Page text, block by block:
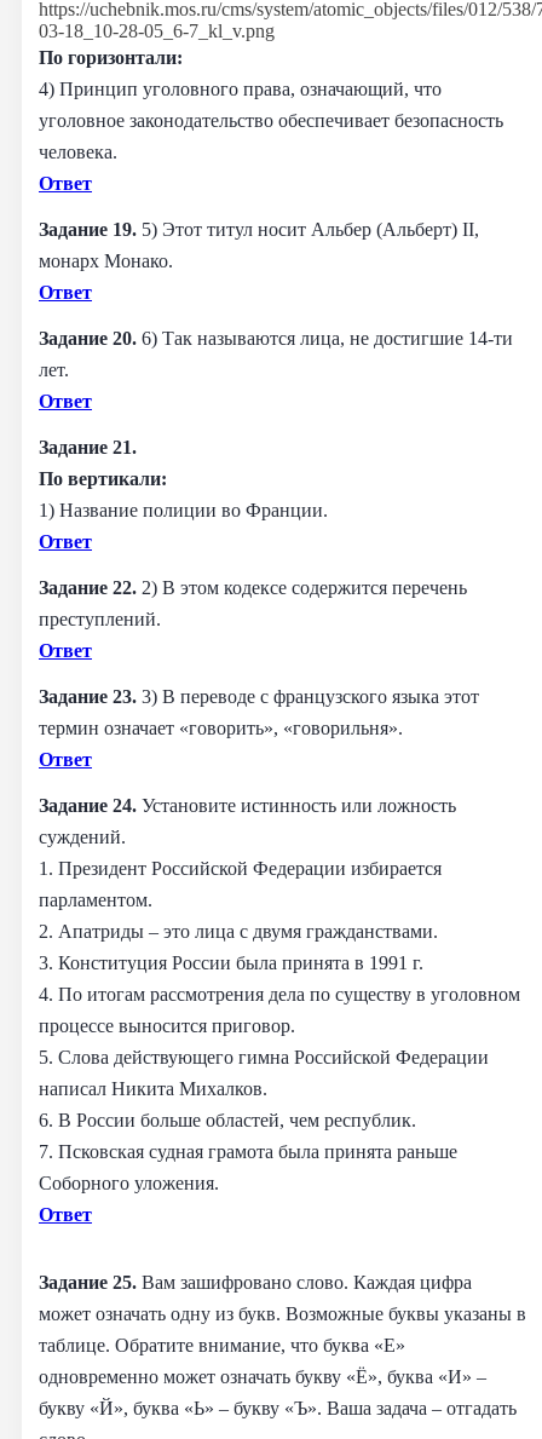
По горизонтали:
4) Принцип уголовного права, означающий, что
уголовное законодательство обеспечивает безопасность
человека.
Ответ
Задание 19. 5) Этот титул носит Альбер (Альберт) II,
монарх Монако.
Ответ
Задание 20. 6) Так называются лица, не достигшие 14-ти
лет.
Ответ
Задание 21.
По вертикали:
1) Название полиции во Франции.
Ответ
Задание 22. 2) В этом кодексе содержится перечень
преступлений.
Ответ
Задание 23. 3) В переводе с французского языка этот
термин означает «говорить», «говорильня».
Ответ
Задание 24. Установите истинность или ложность
суждений.
1. Президент Российской Федерации избирается
парламентом.
2. Апатриды – это лица с двумя гражданствами.
3. Конституция России была принята в 1991 г.
4. По итогам рассмотрения дела по существу в уголовном
процессе выносится приговор.
5. Слова действующего гимна Российской Федерации
написал Никита Михалков.
6. В России больше областей, чем республик.
7. Псковская судная грамота была принята раньше
Соборного уложения.
Ответ
Задание 25. Вам зашифровано слово. Каждая цифра
может означать одну из букв. Возможные буквы указаны в
таблице. Обратите внимание, что буква «Е»
одновременно может означать букву «Ё», буква «И» –
букву «Й», буква «Ь» – букву «Ъ». Ваша задача – отгадать